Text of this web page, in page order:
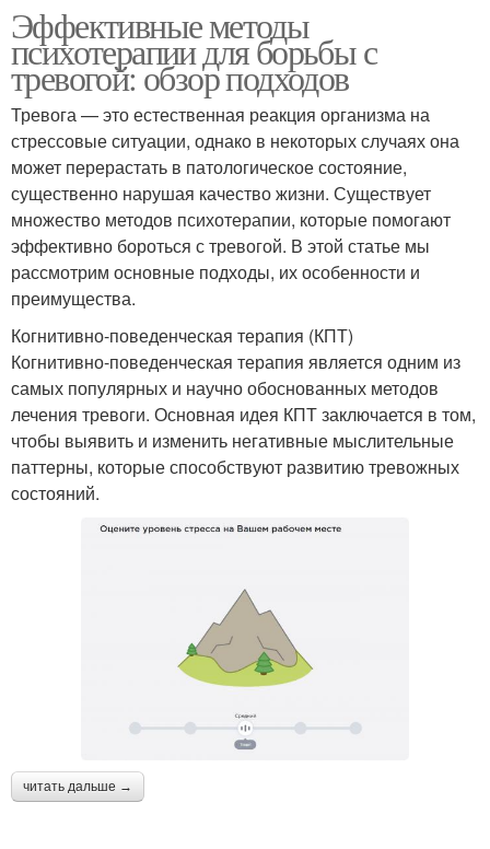
Эффективные методы
психотерапии для борьбы с
тревогой: обзор подходов
Тревога — это естественная реакция организма на
стрессовые ситуации, однако в некоторых случаях она
может перерастать в патологическое состояние,
существенно нарушая качество жизни. Существует
множество методов психотерапии, которые помогают
эффективно бороться с тревогой. В этой статье мы
рассмотрим основные подходы, их особенности и
преимущества.
Когнитивно-поведенческая терапия (КПТ)
Когнитивно-поведенческая терапия является одним из
самых популярных и научно обоснованных методов
лечения тревоги. Основная идея КПТ заключается в том,
чтобы выявить и изменить негативные мыслительные
паттерны, которые способствуют развитию тревожных
состояний.
читать дальше →